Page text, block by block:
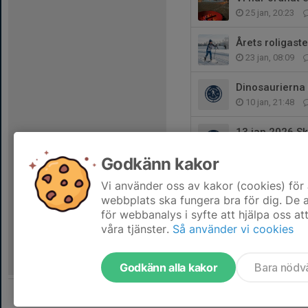
25 jan, 20:23
Årets
23 jan, 08:09
10 jan, 21:48
13 jan 2026
Snart dags
3 dec 2025
Godkänn kakor
Vi använder oss av kakor (cookies)
webbplats ska fungera bra för dig. De
för webbanalys i syfte att hjälpa oss
våra tjänster. Så använder vi cookies
Godkänn alla kakor Bara